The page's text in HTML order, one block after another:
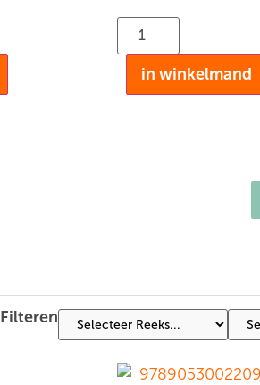
in winkelmand
Filteren